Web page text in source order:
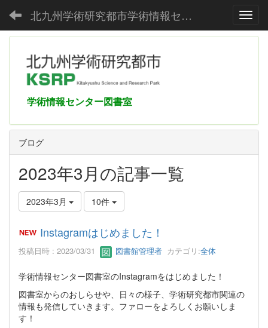
北九州学術研究都市学術情報センター
学術情報センター図書室
ブログ
2023年3月の記事一覧
2023年3月 10件
Instagramはじめました！
投稿日時 : 2023/03/31 図書館管理者 カテゴリ:全体
学術情報センター図書室のInstagramをはじめました！
図書室からのおしらせや、日々の様子、学術研究都市関連の
情報も発信していきます。ファローをよろしくお願いしま
す！